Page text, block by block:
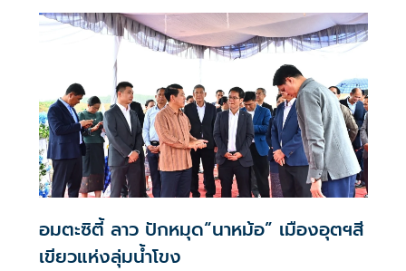
99% ลั่น SAF หนุนธุรกิจหลัก
อมตะซิตี้ ลาว ปักหมุด“นาหม้อ” เมืองอุตฯสี
เขียวแห่งลุ่มน้ำโขง